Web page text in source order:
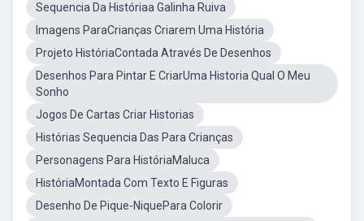
Sequencia Da Históriaa Galinha Ruiva
Imagens ParaCrianças Criarem Uma História
Projeto HistóriaContada Através De Desenhos
Desenhos Para Pintar E CriarUma Historia Qual O Meu
Sonho
Jogos De Cartas Criar Historias
Histórias Sequencia Das Para Crianças
Personagens Para HistóriaMaluca
HistóriaMontada Com Texto E Figuras
Desenho De Pique-NiquePara Colorir